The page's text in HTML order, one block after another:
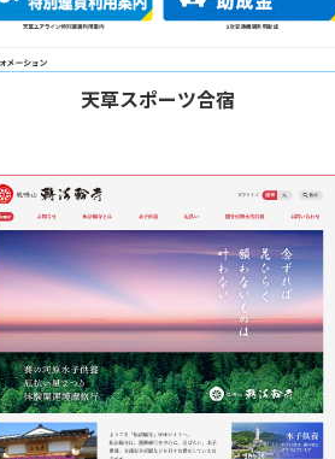
天草スポーツ合宿